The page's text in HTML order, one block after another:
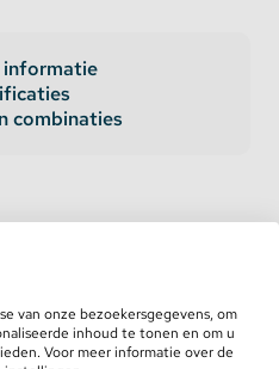
combinaties
12V
van onze bezoekersgegevens, om
inhoud te tonen en om u
Voor meer informatie over de